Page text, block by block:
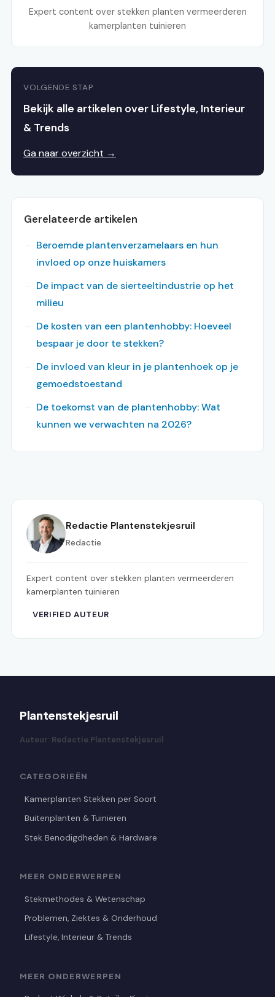
Expert content over stekken planten vermeerderen
kamerplanten tuinieren
VOLGENDE STAP
Bekijk alle artikelen over Lifestyle, Interieur
& Trends
Ga naar overzicht →
Gerelateerde artikelen
Beroemde plantenverzamelaars en hun
invloed op onze huiskamers
De impact van de sierteeltindustrie op het
milieu
De kosten van een plantenhobby: Hoeveel
bespaar je door te stekken?
De invloed van kleur in je plantenhoek op je
gemoedstoestand
De toekomst van de plantenhobby: Wat
kunnen we verwachten na 2026?
Redactie Plantenstekjesruil
Redactie
Expert content over stekken planten vermeerderen
kamerplanten tuinieren
VERIFIED AUTEUR
Plantenstekjesruil
Auteur: Redactie Plantenstekjesruil
CATEGORIEËN
Kamerplanten Stekken per Soort
Buitenplanten & Tuinieren
Stek Benodigdheden & Hardware
MEER ONDERWERPEN
Stekmethodes & Wetenschap
Problemen, Ziektes & Onderhoud
Lifestyle, Interieur & Trends
MEER ONDERWERPEN